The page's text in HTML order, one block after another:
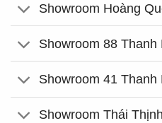
Showroom Hoàng
Showroom 88 Thanh
Showroom 41 Thanh
Showroom Thái